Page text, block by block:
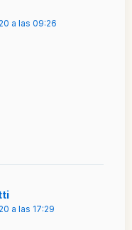
a las 09:26
a las 17:29